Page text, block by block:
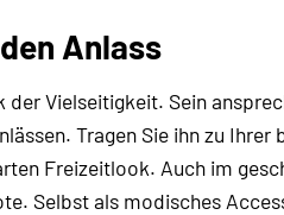
Anlass
der Vielseitigkeit. Sein
Tragen Sie ihn zu
Freizeitlook. Auch im
Selbst als modisches